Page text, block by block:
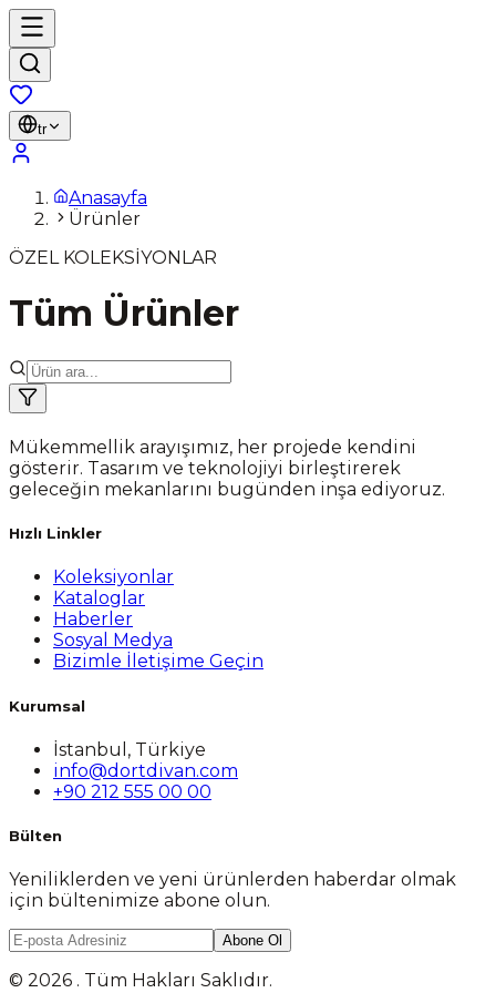
tr
Anasayfa
Ürünler
ÖZEL KOLEKSİYONLAR
Tüm Ürünler
Mükemmellik arayışımız, her projede kendini
gösterir. Tasarım ve teknolojiyi birleştirerek
geleceğin mekanlarını bugünden inşa ediyoruz.
Hızlı Linkler
Koleksiyonlar
Kataloglar
Haberler
Sosyal Medya
Bizimle İletişime Geçin
Kurumsal
İstanbul, Türkiye
info@dortdivan.com
+90 212 555 00 00
Bülten
Yeniliklerden ve yeni ürünlerden haberdar olmak
için bültenimize abone olun.
Abone Ol
© 2026 . Tüm Hakları Saklıdır.